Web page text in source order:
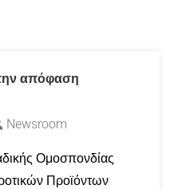
απόφαση
Newsroom
Ομοσπονδίας
Προϊόντων